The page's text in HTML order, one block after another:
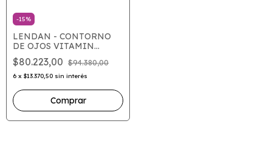
-15%
LENDAN - CONTORNO
DE OJOS VITAMIN
FORZA C X15ML
$80.223,00 $94.380,00
6 x $13.370,50 sin interés